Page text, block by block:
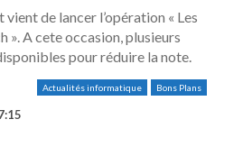
vient de lancer l’opération « Les
». A cete occasion, plusieurs
pour réduire la note.
Actualités informatique Bons Plans